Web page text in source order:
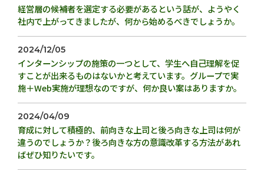
経営層の候補者を選定する必要があるという話が、ようやく
社内で上がってきましたが、何から始めるべきでしょうか。
2024/12/05
インターンシップの施策の一つとして、学生へ自己理解を促
すことが出来るものはないかと考えています。グループで実
施＋Web実施が理想なのですが、何か良い案はありますか。
2024/04/09
育成に対して積極的、前向きな上司と後ろ向きな上司は何が
違うのでしょうか？後ろ向きな方の意識改革する方法があれ
ばぜひ知りたいです。